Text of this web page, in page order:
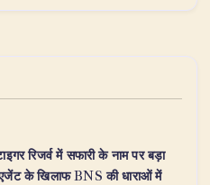
रिजर्व में सफारी के नाम पर बड़ा
एजेंट के खिलाफ BNS की धाराओं में